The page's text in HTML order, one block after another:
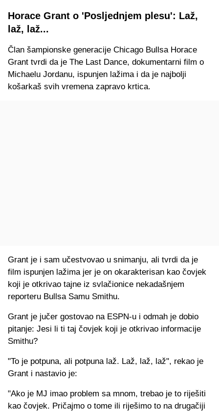
Horace Grant o 'Posljednjem plesu': Laž,
laž, laž...
Član šampionske generacije Chicago Bullsa Horace
Grant tvrdi da je The Last Dance, dokumentarni film o
Michaelu Jordanu, ispunjen lažima i da je najbolji
košarkaš svih vremena zapravo krtica.
Grant je i sam učestvovao u snimanju, ali tvrdi da je
film ispunjen lažima jer je on okarakterisan kao čovjek
koji je otkrivao tajne iz svlačionice nekadašnjem
reporteru Bullsa Samu Smithu.
Grant je jučer gostovao na ESPN-u i odmah je dobio
pitanje: Jesi li ti taj čovjek koji je otkrivao informacije
Smithu?
"To je potpuna, ali potpuna laž. Laž, laž, laž", rekao je
Grant i nastavio je:
"Ako je MJ imao problem sa mnom, trebao je to riješiti
kao čovjek. Pričajmo o tome ili riješimo to na drugačiji